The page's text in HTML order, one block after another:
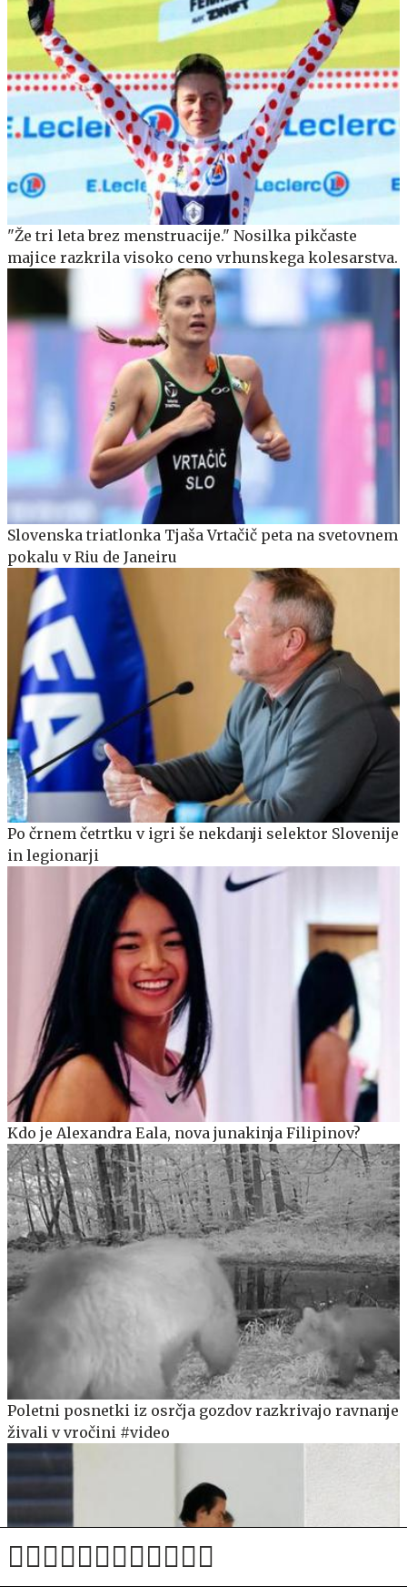
"Že tri leta brez menstruacije." Nosilka pikčaste
majice razkrila visoko ceno vrhunskega kolesarstva.
Slovenska triatlonka Tjaša Vrtačič peta na svetovnem
pokalu v Riu de Janeiru
Po črnem četrtku v igri še nekdanji selektor Slovenije
in legionarji
Kdo je Alexandra Eala, nova junakinja Filipinov?
Poletni posnetki iz osrčja gozdov razkrivajo ravnanje
živali v vročini #video